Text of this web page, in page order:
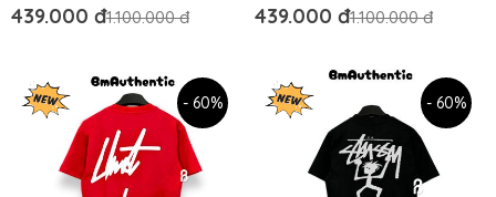
RỘNG - BM AUTHENTIC
439.000 đ1.100.000 đ
RỘNG - BM AUTHENTIC
439.000 đ1.100.000 đ
- 60% - 60%